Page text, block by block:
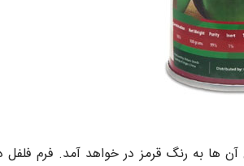
صورت رسیدن کامل آن ها به رنگ قرمز در خواهد آمد. فرم